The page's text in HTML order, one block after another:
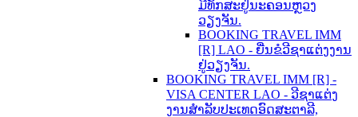
ມີທັກສະຢູ່ນະຄອນຫຼວງ
ວຽງຈັນ.
BOOKING TRAVEL IMM
[R] LAO - ຍື່ນຂໍວີຊາແຕ່ງງານ
ຢູ່ວຽງຈັນ.
BOOKING TRAVEL IMM [R] -
VISA CENTER LAO - ວີຊາແຕ່ງ
ງານສຳລັບປະເທດອົດສະຕາລີ,